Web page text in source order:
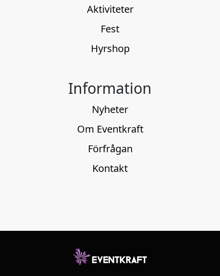
Aktiviteter
Fest
Hyrshop
Information
Nyheter
Om Eventkraft
Förfrågan
Kontakt